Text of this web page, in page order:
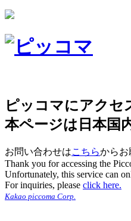
ピッコマにアクセ
本ページは日本国
お問い合わせはこちらからお
Thank you for accessing the
Unfortunately, this service can
For inquiries, please click here.
Kakao piccoma Corp.